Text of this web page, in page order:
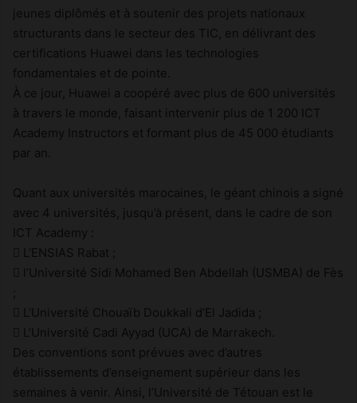
jeunes diplômés et à soutenir des projets nationaux
structurants dans le secteur des TIC, en délivrant des
certifications Huawei dans les technologies
fondamentales et de pointe.
À ce jour, Huawei a coopéré avec plus de 600 universités
à travers le monde, faisant intervenir plus de 1 200 ICT
Academy Instructors et formant plus de 45 000 étudiants
par an.
Quant aux universités marocaines, le géant chinois a signé
avec 4 universités, jusqu’à présent, dans le cadre de son
ICT Academy :
 L’ENSIAS Rabat ;
 l’Université Sidi Mohamed Ben Abdellah (USMBA) de Fès
 L’Université Chouaïb Doukkali d’El Jadida ;
 L’Université Cadi Ayyad (UCA) de Marrakech.
Des conventions sont prévues avec d’autres
établissements d’enseignement supérieur dans les
semaines à venir. Ainsi, l’Université de Tétouan est le